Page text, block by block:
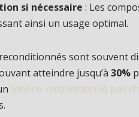
si nécessaire : Les
ainsi un usage optimal.
sont souvent
atteindre jusqu’à30%
iphone reconditionné pas